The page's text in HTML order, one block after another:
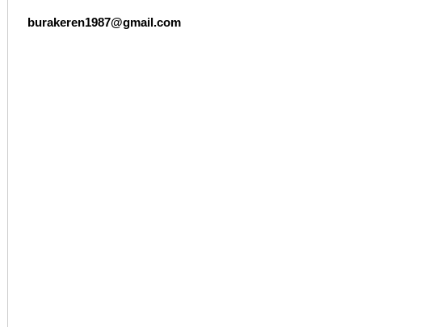
burakeren1987@gmail.com